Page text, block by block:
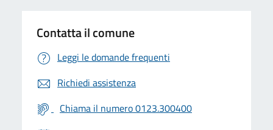
Contatta il comune
Leggi le domande frequenti
Richiedi assistenza
Chiama il numero 0123.300400